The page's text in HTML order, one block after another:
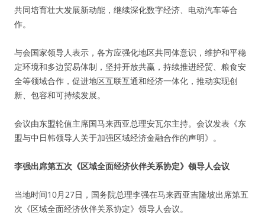
共同培育壮大发展新动能，继续深化数字经济、电动汽车等合
作。
与会国家领导人表示，各方应强化地区共同体意识，维护和平稳
定环境和多边贸易体制，坚持开放共赢，持续推进经贸、粮食安
全等领域合作，促进地区互联互通和经济一体化，推动实现创
新、包容和可持续发展。
会议由东盟轮值主席国马来西亚总理安瓦尔主持。会议发表《东
盟与中日韩领导人关于加强区域经济金融合作的声明》。
李强出席第五次《区域全面经济伙伴关系协定》领导人会议
当地时间10月27日，国务院总理李强在马来西亚吉隆坡出席第五
次《区域全面经济伙伴关系协定》领导人会议。